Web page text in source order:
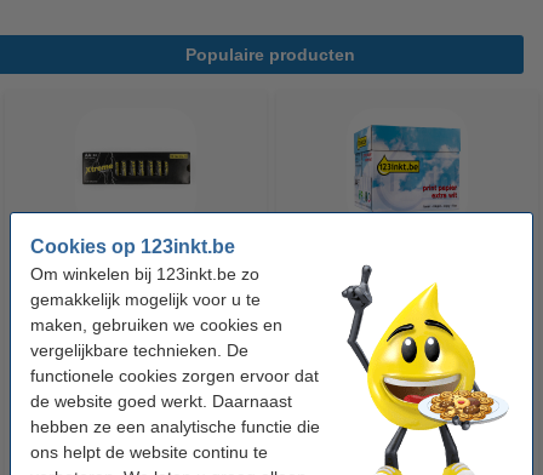
Cookies op 123inkt.be
Om winkelen bij 123inkt.be zo
gemakkelijk mogelijk voor u te
maken, gebruiken we cookies en
vergelijkbare technieken. De
functionele cookies zorgen ervoor dat
de website goed werkt. Daarnaast
hebben ze een analytische functie die
ons helpt de website continu te
Populaire producten
123accu Xtreme Power MN1500
Penlite AA batterij 24 stuks
€ 14,95 Incl. 21% btw
123inkt kopieerpapier 1 doos
van 2500 vellen A4 - 80 g/m²
€ 33,50 Incl. 21% btw